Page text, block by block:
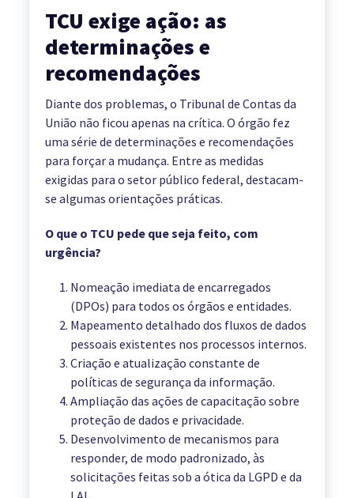
TCU exige ação: as
determinações e
recomendações
Diante dos problemas, o Tribunal de Contas da
União não ficou apenas na crítica. O órgão fez
uma série de determinações e recomendações
para forçar a mudança. Entre as medidas
exigidas para o setor público federal, destacam-
se algumas orientações práticas.
O que o TCU pede que seja feito, com
urgência?
Nomeação imediata de encarregados
(DPOs) para todos os órgãos e entidades.
Mapeamento detalhado dos fluxos de dados
pessoais existentes nos processos internos.
Criação e atualização constante de
políticas de segurança da informação.
Ampliação das ações de capacitação sobre
proteção de dados e privacidade.
Desenvolvimento de mecanismos para
responder, de modo padronizado, às
solicitações feitas sob a ótica da LGPD e da